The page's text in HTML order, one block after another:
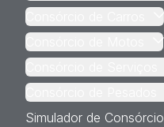
Consórcio de Carros
Consórcio de Motos
Consórcio de Serviços
Consórcio de Pesados
Simulador de Consórcio